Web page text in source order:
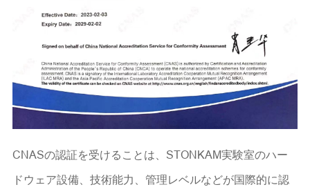
CNASの認証を受けることは、STONKAM実験室のハー
ドウェア設備、技術能力、管理レベルなどが国際的に認